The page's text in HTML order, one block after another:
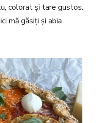
colorat și tare gustos.
mă găsiți și abia